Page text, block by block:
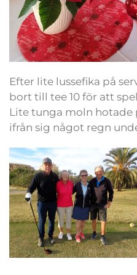
Efter lite lussefika på
bort till tee 10 för att
Lite tunga moln hotade
ifrån sig något regn